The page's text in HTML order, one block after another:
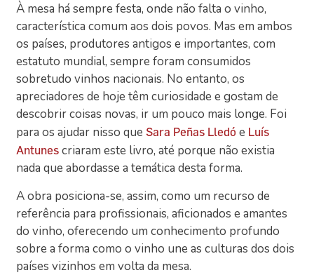
À mesa há sempre festa, onde não falta o vinho,
característica comum aos dois povos. Mas em ambos
os países, produtores antigos e importantes, com
estatuto mundial, sempre foram consumidos
sobretudo vinhos nacionais. No entanto, os
apreciadores de hoje têm curiosidade e gostam de
descobrir coisas novas, ir um pouco mais longe. Foi
para os ajudar nisso queSara Peñas Lledó e Luís
Antunes criaram este livro, até porque não existia
nada que abordasse a temática desta forma.
A obra posiciona-se, assim, como um recurso de
referência para profissionais, aficionados e amantes
do vinho, oferecendo um conhecimento profundo
sobre a forma como o vinho une as culturas dos dois
países vizinhos em volta da mesa.